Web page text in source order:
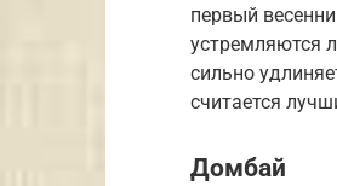
первый
устремляются
сильно
считается
Домбай